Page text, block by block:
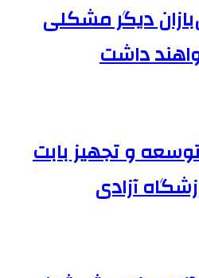
دیگر مشکلی
داشت
و تجهیز بابت
آزادی